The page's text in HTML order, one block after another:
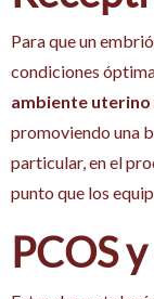
Para que un
condiciones
ambiente uterino
promoviendo una
particular, en el
punto que los
PCOS